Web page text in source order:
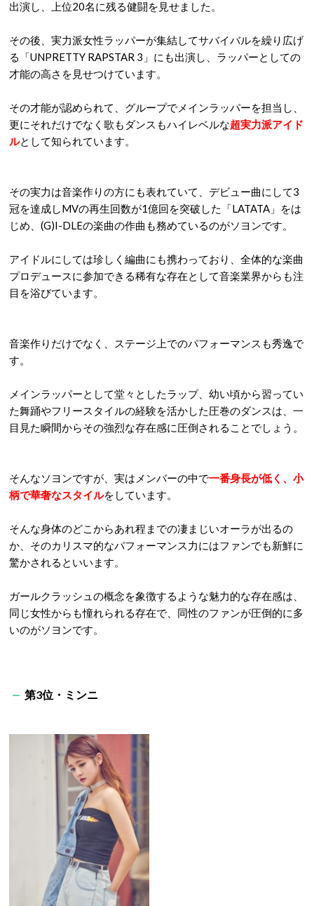
出演し、上位20名に残る健闘を見せました。
その後、実力派女性ラッパーが集結してサバイバルを繰り広げ
る「UNPRETTY RAPSTAR 3」にも出演し、ラッパーとしての
才能の高さを見せつけています。
その才能が認められて、グループでメインラッパーを担当し、
更にそれだけでなく歌もダンスもハイレベルな超実力派アイド
ルとして知られています。
その実力は音楽作りの方にも表れていて、デビュー曲にして3
冠を達成しMVの再生回数が1億回を突破した「LATATA」をは
じめ、(G)I-DLEの楽曲の作曲も務めているのがソヨンです。
アイドルにしては珍しく編曲にも携わっており、全体的な楽曲
プロデュースに参加できる稀有な存在として音楽業界からも注
目を浴びています。
音楽作りだけでなく、ステージ上でのパフォーマンスも秀逸で
す。
メインラッパーとして堂々としたラップ、幼い頃から習ってい
た舞踊やフリースタイルの経験を活かした圧巻のダンスは、一
目見た瞬間からその強烈な存在感に圧倒されることでしょう。
そんなソヨンですが、実はメンバーの中で一番身長が低く、小
柄で華奢なスタイルをしています。
そんな身体のどこからあれ程までの凄まじいオーラが出るの
か、そのカリスマ的なパフォーマンス力にはファンでも新鮮に
驚かされるといいます。
ガールクラッシュの概念を象徴するような魅力的な存在感は、
同じ女性からも憧れられる存在で、同性のファンが圧倒的に多
いのがソヨンです。
第3位・ミンニ